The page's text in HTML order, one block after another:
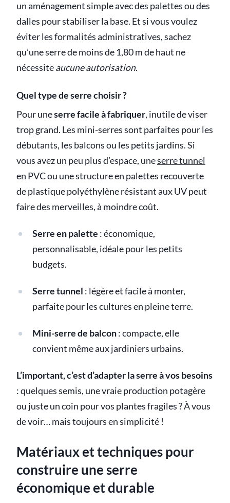
un aménagement simple avec des palettes ou des
dalles pour stabiliser la base. Et si vous voulez
éviter les formalités administratives, sachez
qu’une serre de moins de 1,80 m de haut ne
nécessiteaucune autorisation.
Quel type de serre choisir ?
Pour uneserre facile à fabriquer, inutile de viser
trop grand. Les mini-serres sont parfaites pour les
débutants, les balcons ou les petits jardins. Si
vous avez un peu plus d’espace, uneserre tunnel
en PVC ou une structure en palettes recouverte
de plastique polyéthylène résistant aux UV peut
faire des merveilles, à moindre coût.
Serre en palette : économique,
personnalisable, idéale pour les petits
budgets.
Serre tunnel : légère et facile à monter,
parfaite pour les cultures en pleine terre.
Mini-serre de balcon: compacte, elle
convient même aux jardiniers urbains.
L’important, c’est d’adapter la serre à vos besoins
: quelques semis, une vraie production potagère
ou juste un coin pour vos plantes fragiles ? À vous
de voir… mais toujours en simplicité !
Matériaux et techniques pour
construire une serre
économique et durable